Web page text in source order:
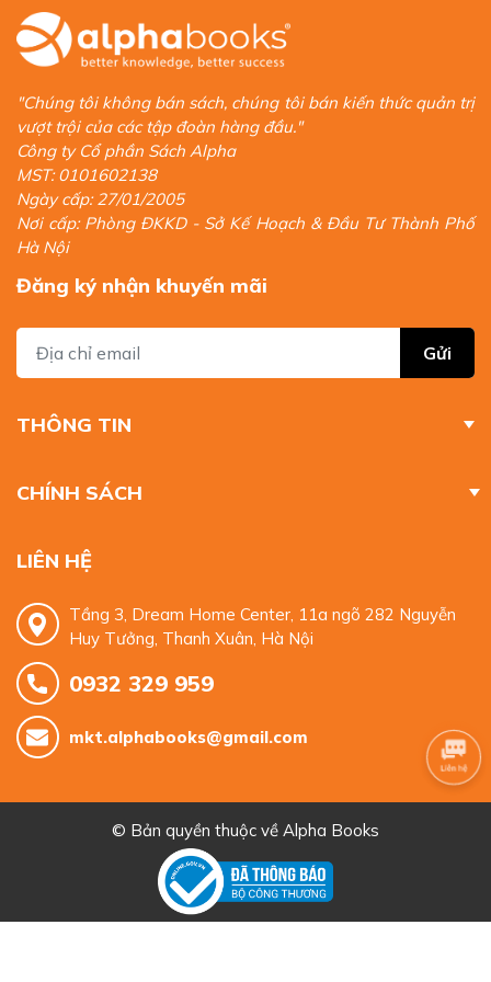
"Chúng tôi không bán sách, chúng tôi bán kiến thức quản trị
vượt trội của các tập đoàn hàng đầu."
Công ty Cổ phần Sách Alpha
MST: 0101602138
Ngày cấp: 27/01/2005
Nơi cấp: Phòng ĐKKD - Sở Kế Hoạch & Đầu Tư Thành Phố
Hà Nội
Đăng ký nhận khuyến mãi
Gửi
THÔNG TIN
CHÍNH SÁCH
LIÊN HỆ
Tầng 3, Dream Home Center, 11a ngõ 282 Nguyễn
Huy Tưởng, Thanh Xuân, Hà Nội
0932 329 959
mkt.alphabooks@gmail.com
© Bản quyền thuộc về Alpha Books